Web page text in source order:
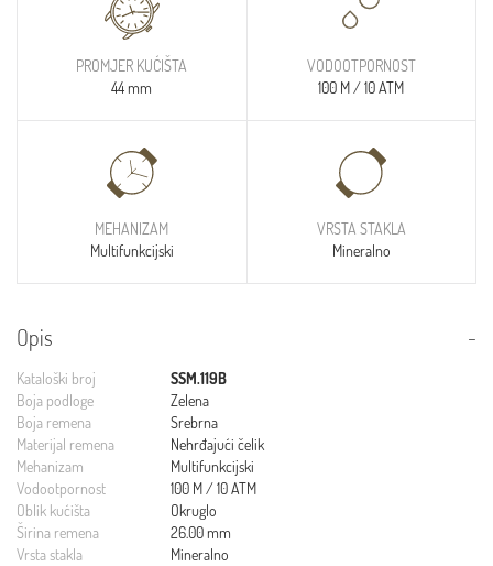
PROMJER KUĆIŠTA
44 mm
VODOOTPORNOST
100 M / 10 ATM
MEHANIZAM
Multifunkcijski
VRSTA STAKLA
Mineralno
Opis
Kataloški broj
SSM.119B
Boja podloge
Zelena
Boja remena
Srebrna
Materijal remena
Nehrđajući čelik
Mehanizam
Multifunkcijski
Vodootpornost
100 M / 10 ATM
Oblik kućišta
Okruglo
Širina remena
26.00 mm
Vrsta stakla
Mineralno